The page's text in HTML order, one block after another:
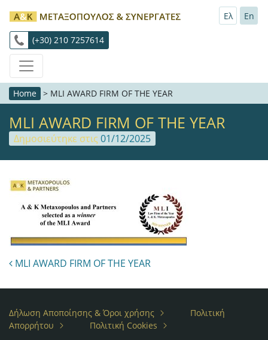
(+30) 210 7257614
Ελ En
Home > MLI AWARD FIRM OF THE YEAR
MLI AWARD FIRM OF THE YEAR
Δημοσιεύτηκε στις 01/12/2025
Post navigation
MLI AWARD FIRM OF THE YEAR
Δήλωση Αποποίησης & Όροι χρήσης
Πολιτική
Απορρήτου
Πολιτική Cookies